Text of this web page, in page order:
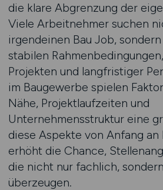
die klare Abgrenzung der
Viele Arbeitnehmer suchen
irgendeinen Bau Job,
stabilen
Projekten und langfristiger
im Baugewerbe spielen
Nähe, Projektlaufzeiten und
Unternehmensstruktur eine
diese Aspekte von Anfang
erhöht die Chance,
die nicht nur fachlich,
überzeugen.